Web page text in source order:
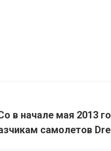
в начале мая 2013
самолетов